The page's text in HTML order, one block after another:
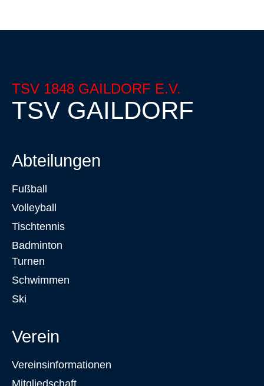
TSV 1848 GAILDORF E.V.
TSV GAILDORF
Abteilungen
Fußball
Volleyball
Tischtennis
Badminton
Turnen
Schwimmen
Ski
Verein
Vereinsinformationen